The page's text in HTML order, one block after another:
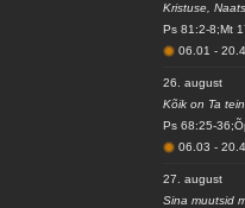
Kristuse,
Ps 81:2-8;Mt
06.01-
26. august
Kõik on Ta
Ps 68:25-
06.03-
27. august
Sina muutsid